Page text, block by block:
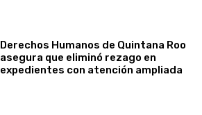
Derechos Humanos de Quintana Roo
asegura que eliminó rezago en
expedientes con atención ampliada